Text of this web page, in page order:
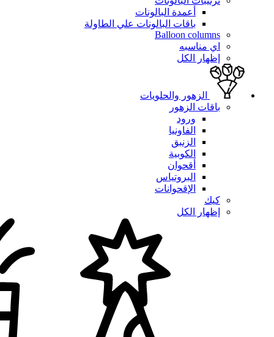
أعمدة البالونات
باقات البالونات علي الطاولة
Balloon columns
اي مناسبه
إظهار الكل
الزهور والحلويات
باقات الزهور
ورود
الفاونيا
الزنبق
الكوبية
أقحوان
البروتياس
الإقحوانات
كيك
إظهار الكل